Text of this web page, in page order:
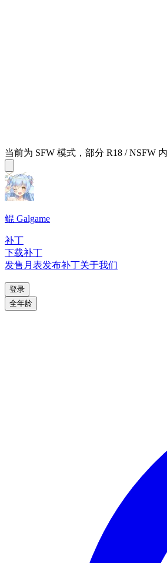
当前为 SFW 模式，部分 R18 / NSFW
鲲 Galgame
补丁
下载补丁
发售月表发布补丁关于我们
登录
全年龄